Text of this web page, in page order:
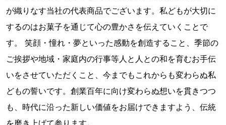
が織りなす当社の代表商品でございます。私どもが大切に
するのはお菓子を通じて心の豊かさを伝えていくことで
す。 笑顔・憧れ・夢といった感動を創造すること、季節の
ご挨拶や地域・家庭内の行事等人と人との和を育むお手伝
いをさせていただくこと、今までもこれからも変わらぬ私
どもの誓いです。創業百年に向け変わらぬ想いを貫きつつ
も、時代に沿った新しい価値をお届けできますよう、伝統
を磨き上げて参ります。